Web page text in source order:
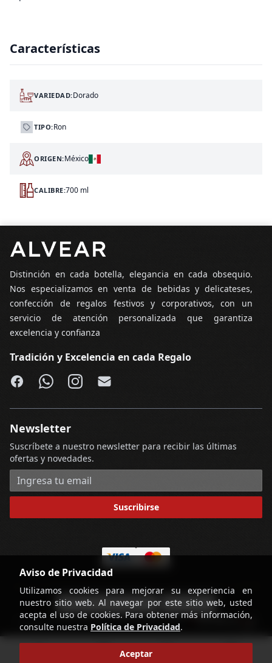
Características
VARIEDAD:Dorado
TIPO:Ron
ORIGEN:México
CALIBRE:700 ml
Aviso de Privacidad
Utilizamos cookies para mejorar su experiencia en
nuestro sitio web. Al navegar por este sitio web, usted
acepta el uso de cookies. Para obtener más información,
consulte nuestra Política de Privacidad.
Aceptar
Distinción en cada botella, elegancia en cada obsequio.
Nos especializamos en venta de bebidas y delicateses,
confección de regalos festivos y corporativos, con un
servicio de atención personalizada que garantiza
excelencia y confianza
Tradición y Excelencia en cada Regalo
Facebook
WhatsApp
Instagram
Email
Newsletter
Suscríbete a nuestro newsletter para recibir las últimas
ofertas y novedades.
Dirección de correo electrónico
Suscribirse
Términos y Condiciones - Contáctenos
Copyright © Licorería Alvear 2026 powered by